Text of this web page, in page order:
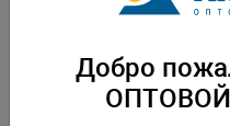
Артикул: NR-081499
Скачать каталог
Добро